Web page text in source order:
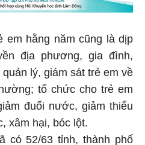
em hằng năm cũng là dịp
địa phương, gia đình,
lý, giám sát trẻ em về
tổ chức cho trẻ em
đuối nước, giảm thiểu
xâm hại, bóc lột.
có 52/63 tỉnh, thành phố